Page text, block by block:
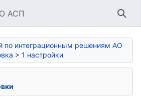
АСП
по интеграционным решениям АО
> 1 настройки